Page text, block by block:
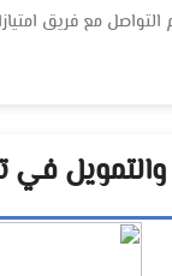
مع فريق
في